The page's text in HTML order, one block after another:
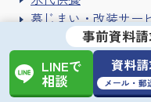
墓じまい・改装サー
手元供養
遺品整理・ハウスク
寺院紹介サービス
事前資料
LINEで
相談
資料
メール・郵